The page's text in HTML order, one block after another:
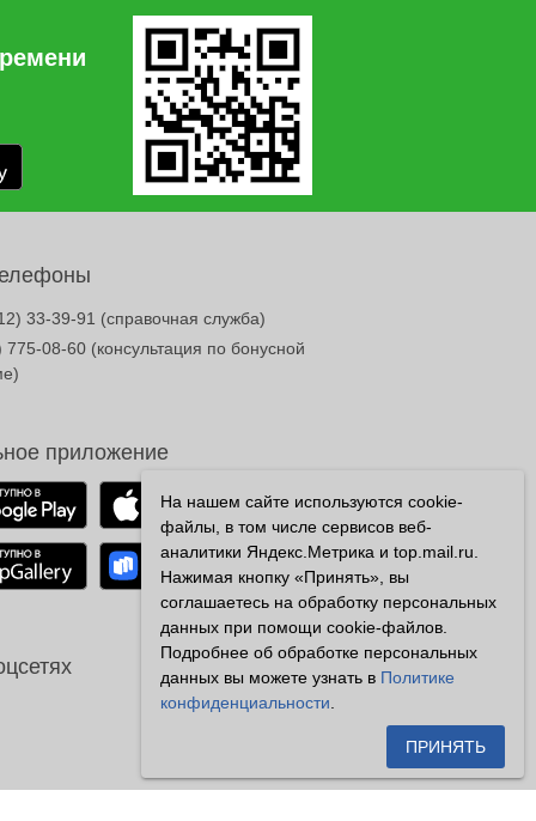
33-39-91 (справочная служба)
08-60 (консультация по бонусной
приложение
На нашем сайте используются cookie-
файлы, в том числе сервисов веб-
аналитики Яндекс.Метрика и top.mail.ru.
Нажимая кнопку «Принять», вы
соглашаетесь на обработку персональных
данных при помощи cookie-файлов.
Подробнее об обработке персональных
данных вы можете узнать в Политике
конфиденциальности
ПРИНЯТЬ